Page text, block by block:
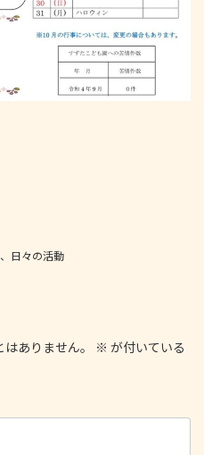
、 日々の活動
ありません。 ※ が付いている